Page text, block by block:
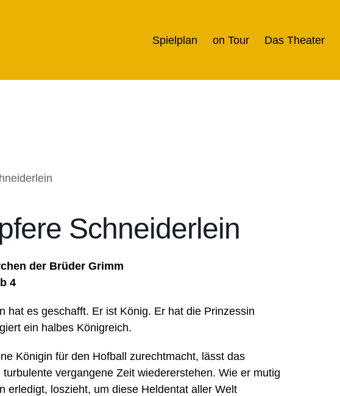
Spielplan on Tour Das Theater
Schneiderlein
der Brüder Grimm
4
hat es geschafft. Er ist König. Er hat die Prinzessin
ein halbes Königreich.
Königin für den Hofball zurechtmacht, lässt das
vergangene Zeit wiedererstehen. Wie er mutig
erledigt, loszieht, um diese Heldentat aller Welt